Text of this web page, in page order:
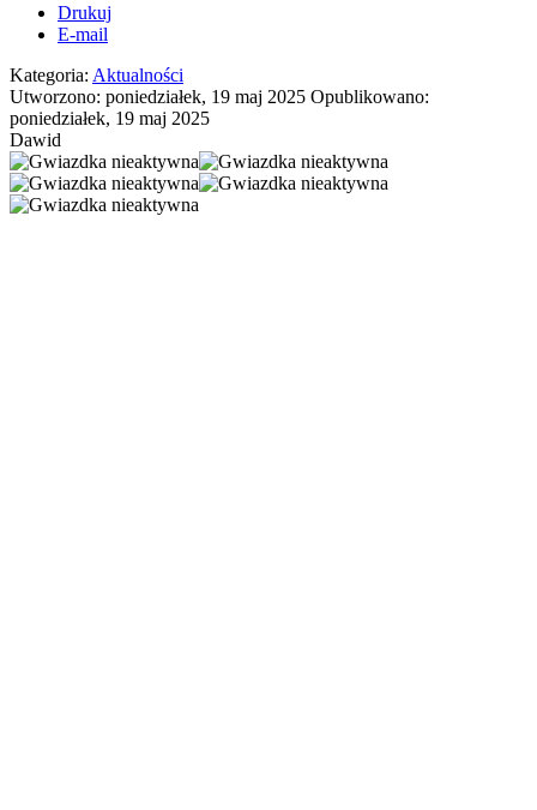
Drukuj
E-mail
Kategoria: Aktualności
Utworzono: poniedziałek, 19 maj 2025 Opublikowano:
poniedziałek, 19 maj 2025
Dawid